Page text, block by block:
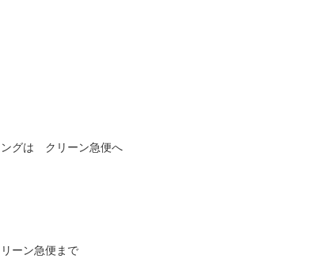
ングは クリーン急便へ
ーン急便まで